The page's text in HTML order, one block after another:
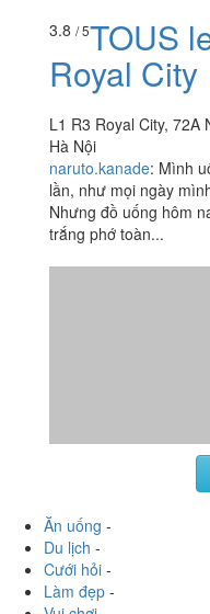
3.8 / 5TOUS
Royal City
L1 R3 Royal City, 72A
Hà Nội
naruto.kanade: Mình
lần, như mọi ngày
Nhưng đồ uống hôm
trắng phớ toàn...
Ăn uống -
Du lịch -
Cưới hỏi -
Làm đẹp -